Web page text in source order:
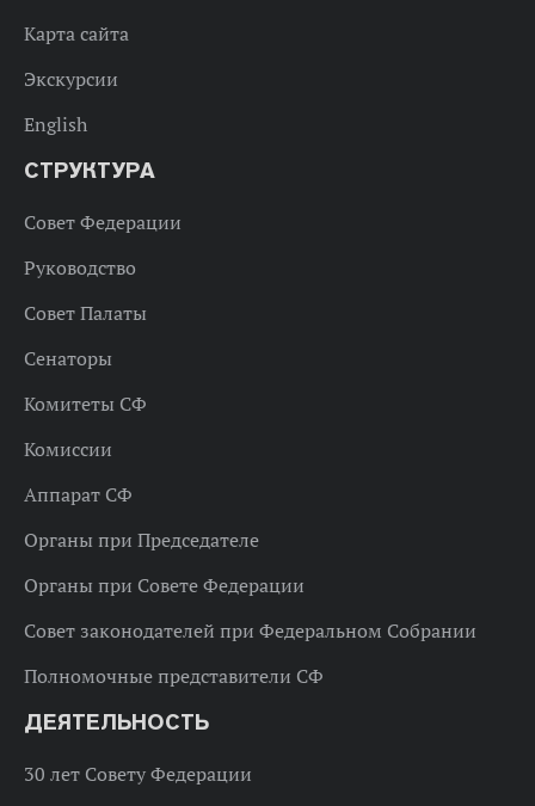
Карта сайта
Экскурсии
English
СТРУКТУРА
Совет Федерации
Руководство
Совет Палаты
Сенаторы
Комитеты СФ
Комиссии
Аппарат СФ
Органы при Председателе
Органы при Совете Федерации
Совет законодателей при Федеральном Собрании
Полномочные представители СФ
ДЕЯТЕЛЬНОСТЬ
30 лет Совету Федерации